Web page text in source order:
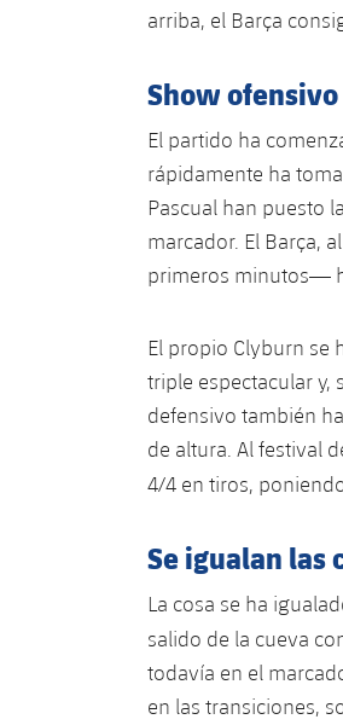
arriba, el Barça
Show
El partido ha
rápidamente ha
Pascual han puesto
marcador. El Barça,
primeros minutos—
El propio Clyburn se
triple espectacular y,
defensivo también
de altura. Al festival
4/4 en tiros,
Se igualan las
La cosa se ha
salido de la cueva
todavía en el
en las transiciones,